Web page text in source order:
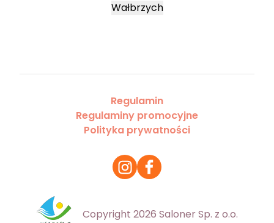
Wałbrzych
Regulamin
Regulaminy promocyjne
Polityka prywatności
Copyright 2026 Saloner Sp. z o.o.